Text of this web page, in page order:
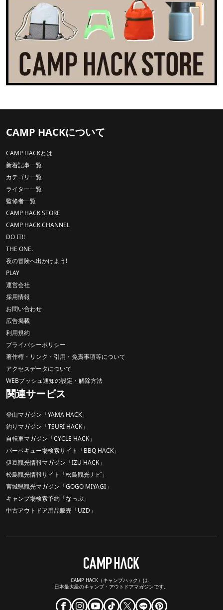
CAMP HACKについて
CAMP HACKとは
新着記事一覧
カテゴリ一覧
ライター一覧
監修者一覧
CAMP HACK STORE
CAMP HACK CHANNEL
DO IT!!
THE ONE.
夜の冒険へ出かけよう!
PLAY
運営会社
採用情報
お問い合わせ
広告掲載
利用規約
プライバシーポリシー
著作権・リンク・引用・免責事項等について
アクセスデータについて
WEBプッシュ通知の設定・解除方法
関連サービス
登山マガジン「YAMA HACK」
釣りマガジン「TSURI HACK」
自転車マガジン「CYCLE HACK」
バーベキュー場検索サイト「BBQ HACK」
伊豆観光情報マガジン「IZU HACK」
松島観光情報サイト「松島観光ナビ」
宮城県観光マガジン「GOGO MIYAGI」
キャンプ場検索予約「なっぷ」
中古アウトドア用品販売「UZD」
CAMP HACK（キャンプハック）は、
日本最大級のキャンプ・アウトドアマガジンです。